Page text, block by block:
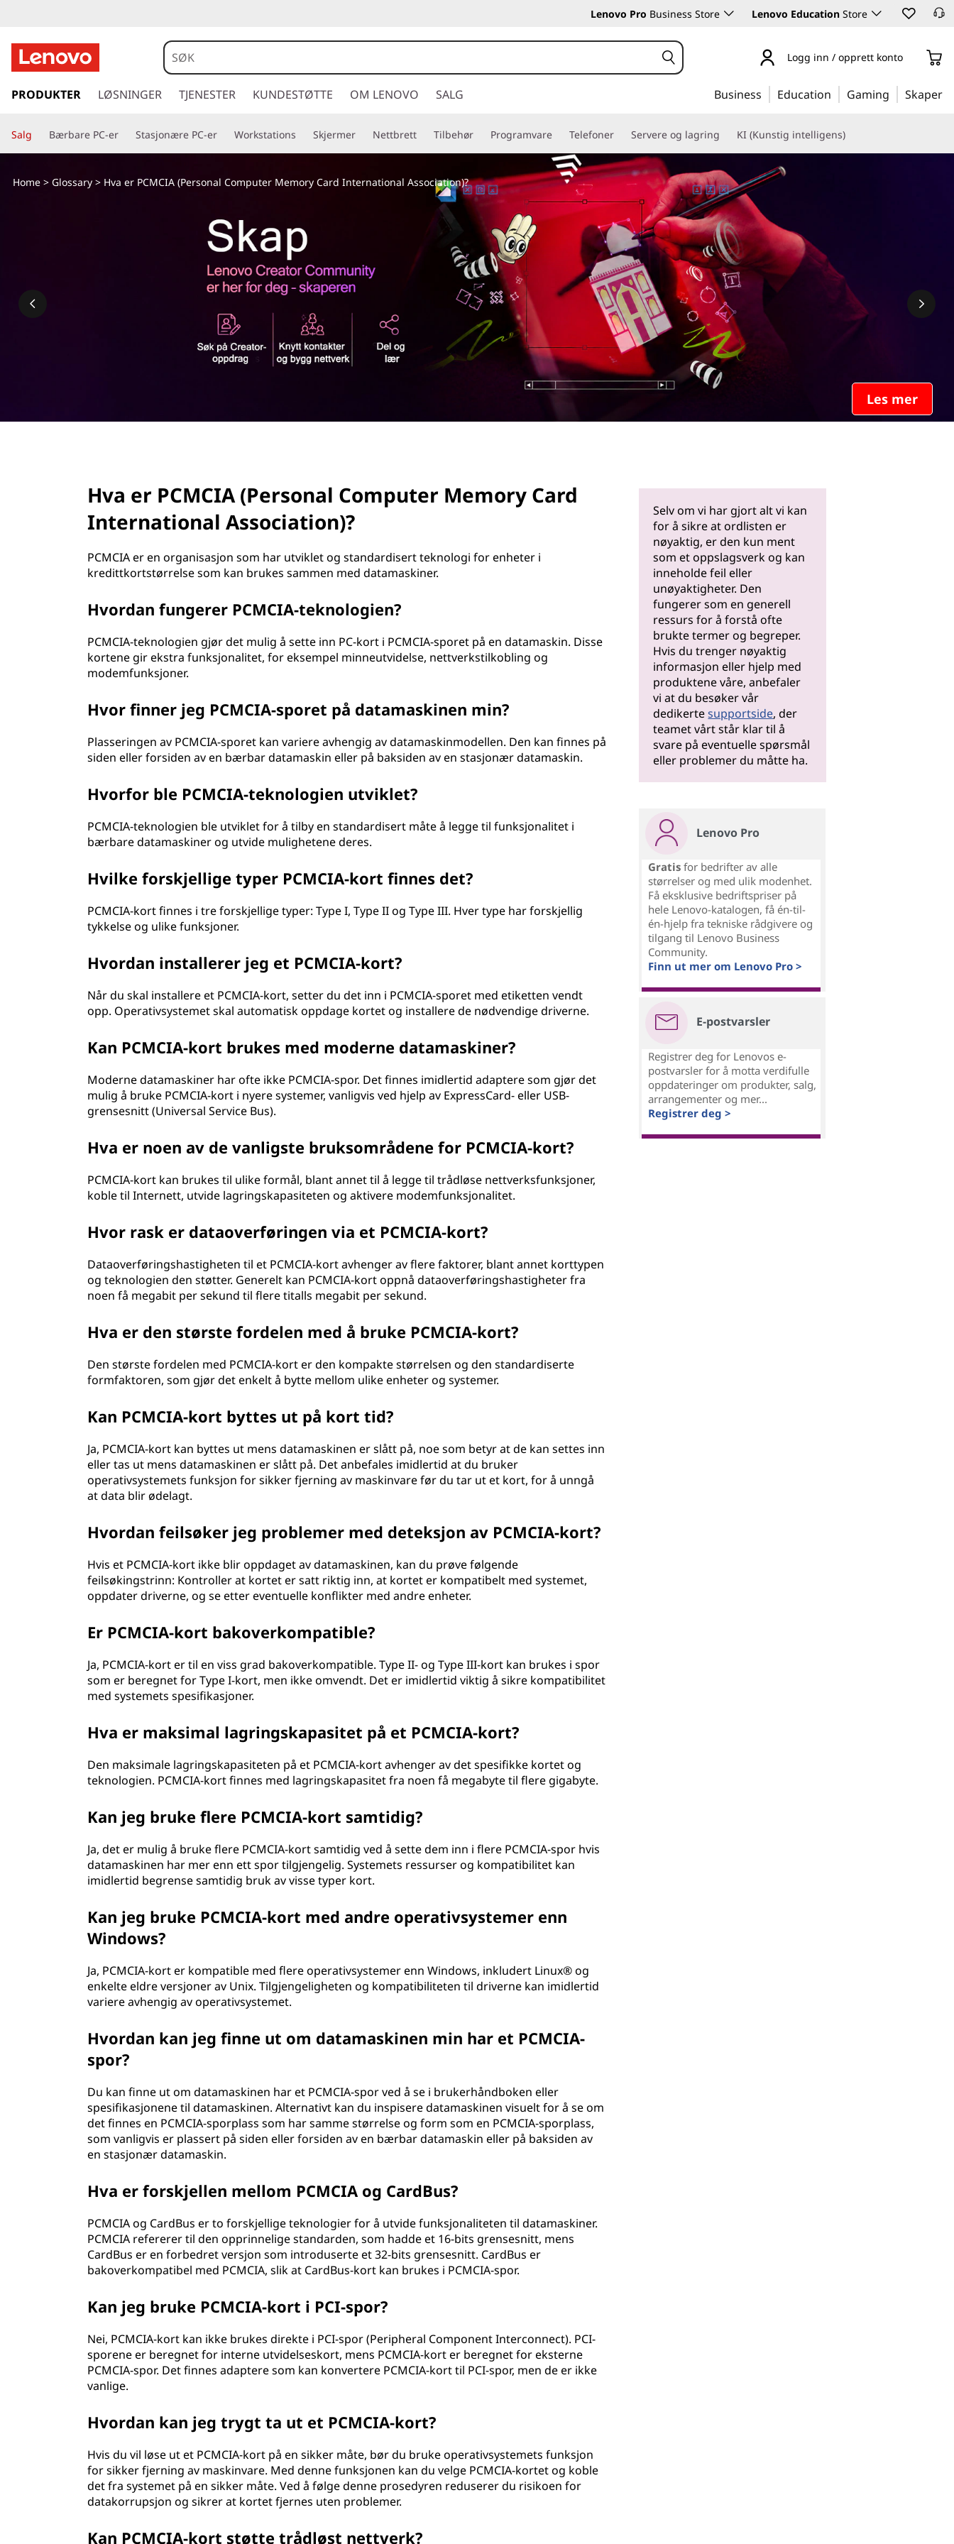
Lenovo Pro Business Store Lenovo Education Store
å
l
h
v
Logg inn / opprett konto
PRODUKTER LØSNINGER TJENESTER KUNDESTØTTE OM LENOVO SALG Business Education Gaming Skaper
Salg Bærbare PC-er Stasjonære PC-er Workstations Skjermer Nettbrett Tilbehør Programvare Telefoner Servere og lagring KI (Kunstig intelligens)
Les mer
Home > Glossary > Hva er PCMCIA (Personal Computer Memory Card International Association)?
Hva er PCMCIA (Personal Computer Memory Card
International Association)?
PCMCIA er en organisasjon som har utviklet og standardisert teknologi for enheter i
kredittkortstørrelse som kan brukes sammen med datamaskiner.
Hvordan fungerer PCMCIA-teknologien?
PCMCIA-teknologien gjør det mulig å sette inn PC-kort i PCMCIA-sporet på en datamaskin. Disse
kortene gir ekstra funksjonalitet, for eksempel minneutvidelse, nettverkstilkobling og
modemfunksjoner.
Hvor finner jeg PCMCIA-sporet på datamaskinen min?
Plasseringen av PCMCIA-sporet kan variere avhengig av datamaskinmodellen. Den kan finnes på
siden eller forsiden av en bærbar datamaskin eller på baksiden av en stasjonær datamaskin.
Hvorfor ble PCMCIA-teknologien utviklet?
PCMCIA-teknologien ble utviklet for å tilby en standardisert måte å legge til funksjonalitet i
bærbare datamaskiner og utvide mulighetene deres.
Hvilke forskjellige typer PCMCIA-kort finnes det?
PCMCIA-kort finnes i tre forskjellige typer: Type I, Type II og Type III. Hver type har forskjellig
tykkelse og ulike funksjoner.
Hvordan installerer jeg et PCMCIA-kort?
Når du skal installere et PCMCIA-kort, setter du det inn i PCMCIA-sporet med etiketten vendt
opp. Operativsystemet skal automatisk oppdage kortet og installere de nødvendige driverne.
Kan PCMCIA-kort brukes med moderne datamaskiner?
Moderne datamaskiner har ofte ikke PCMCIA-spor. Det finnes imidlertid adaptere som gjør det
mulig å bruke PCMCIA-kort i nyere systemer, vanligvis ved hjelp av ExpressCard- eller USB-
grensesnitt (Universal Service Bus).
Hva er noen av de vanligste bruksområdene for PCMCIA-kort?
PCMCIA-kort kan brukes til ulike formål, blant annet til å legge til trådløse nettverksfunksjoner,
koble til Internett, utvide lagringskapasiteten og aktivere modemfunksjonalitet.
Hvor rask er dataoverføringen via et PCMCIA-kort?
Dataoverføringshastigheten til et PCMCIA-kort avhenger av flere faktorer, blant annet korttypen
og teknologien den støtter. Generelt kan PCMCIA-kort oppnå dataoverføringshastigheter fra
noen få megabit per sekund til flere titalls megabit per sekund.
Hva er den største fordelen med å bruke PCMCIA-kort?
Den største fordelen med PCMCIA-kort er den kompakte størrelsen og den standardiserte
formfaktoren, som gjør det enkelt å bytte mellom ulike enheter og systemer.
Kan PCMCIA-kort byttes ut på kort tid?
Ja, PCMCIA-kort kan byttes ut mens datamaskinen er slått på, noe som betyr at de kan settes inn
eller tas ut mens datamaskinen er slått på. Det anbefales imidlertid at du bruker
operativsystemets funksjon for sikker fjerning av maskinvare før du tar ut et kort, for å unngå
at data blir ødelagt.
Hvordan feilsøker jeg problemer med deteksjon av PCMCIA-kort?
Hvis et PCMCIA-kort ikke blir oppdaget av datamaskinen, kan du prøve følgende
feilsøkingstrinn: Kontroller at kortet er satt riktig inn, at kortet er kompatibelt med systemet,
oppdater driverne, og se etter eventuelle konflikter med andre enheter.
Er PCMCIA-kort bakoverkompatible?
Ja, PCMCIA-kort er til en viss grad bakoverkompatible. Type II- og Type III-kort kan brukes i spor
som er beregnet for Type I-kort, men ikke omvendt. Det er imidlertid viktig å sikre kompatibilitet
med systemets spesifikasjoner.
Hva er maksimal lagringskapasitet på et PCMCIA-kort?
Den maksimale lagringskapasiteten på et PCMCIA-kort avhenger av det spesifikke kortet og
teknologien. PCMCIA-kort finnes med lagringskapasitet fra noen få megabyte til flere gigabyte.
Kan jeg bruke flere PCMCIA-kort samtidig?
Ja, det er mulig å bruke flere PCMCIA-kort samtidig ved å sette dem inn i flere PCMCIA-spor hvis
datamaskinen har mer enn ett spor tilgjengelig. Systemets ressurser og kompatibilitet kan
imidlertid begrense samtidig bruk av visse typer kort.
Kan jeg bruke PCMCIA-kort med andre operativsystemer enn
Windows?
Ja, PCMCIA-kort er kompatible med flere operativsystemer enn Windows, inkludert Linux® og
enkelte eldre versjoner av Unix. Tilgjengeligheten og kompatibiliteten til driverne kan imidlertid
variere avhengig av operativsystemet.
Hvordan kan jeg finne ut om datamaskinen min har et PCMCIA-
spor?
Du kan finne ut om datamaskinen har et PCMCIA-spor ved å se i brukerhåndboken eller
spesifikasjonene til datamaskinen. Alternativt kan du inspisere datamaskinen visuelt for å se om
det finnes en PCMCIA-sporplass som har samme størrelse og form som en PCMCIA-sporplass,
som vanligvis er plassert på siden eller forsiden av en bærbar datamaskin eller på baksiden av
en stasjonær datamaskin.
Hva er forskjellen mellom PCMCIA og CardBus?
PCMCIA og CardBus er to forskjellige teknologier for å utvide funksjonaliteten til datamaskiner.
PCMCIA refererer til den opprinnelige standarden, som hadde et 16-bits grensesnitt, mens
CardBus er en forbedret versjon som introduserte et 32-bits grensesnitt. CardBus er
bakoverkompatibel med PCMCIA, slik at CardBus-kort kan brukes i PCMCIA-spor.
Kan jeg bruke PCMCIA-kort i PCI-spor?
Nei, PCMCIA-kort kan ikke brukes direkte i PCI-spor (Peripheral Component Interconnect). PCI-
sporene er beregnet for interne utvidelseskort, mens PCMCIA-kort er beregnet for eksterne
PCMCIA-spor. Det finnes adaptere som kan konvertere PCMCIA-kort til PCI-spor, men de er ikke
vanlige.
Hvordan kan jeg trygt ta ut et PCMCIA-kort?
Hvis du vil løse ut et PCMCIA-kort på en sikker måte, bør du bruke operativsystemets funksjon
for sikker fjerning av maskinvare. Med denne funksjonen kan du velge PCMCIA-kortet og koble
det fra systemet på en sikker måte. Ved å følge denne prosedyren reduserer du risikoen for
datakorrupsjon og sikrer at kortet fjernes uten problemer.
Kan PCMCIA-kort støtte trådløst nettverk?
Selv om vi har gjort alt vi kan
for å sikre at ordlisten er
nøyaktig, er den kun ment
som et oppslagsverk og kan
inneholde feil eller
unøyaktigheter. Den
fungerer som en generell
ressurs for å forstå ofte
brukte termer og begreper.
Hvis du trenger nøyaktig
informasjon eller hjelp med
produktene våre, anbefaler
vi at du besøker vår
dedikertesupportside, der
teamet vårt står klar til å
svare på eventuelle spørsmål
eller problemer du måtte ha.
Lenovo Pro
Gratis for bedrifter av alle
størrelser og med ulik modenhet.
Få eksklusive bedriftspriser på
hele Lenovo-katalogen, få én-til-
én-hjelp fra tekniske rådgivere og
tilgang til Lenovo Business
Community.
Finn ut mer om Lenovo Pro >
E-postvarsler
Registrer deg for Lenovos e-
postvarsler for å motta verdifulle
oppdateringer om produkter, salg,
arrangementer og mer...
Registrer deg >